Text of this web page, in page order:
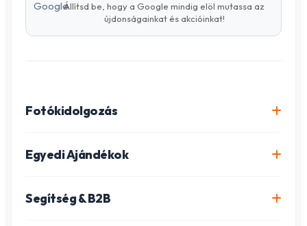
Állítsd be, hogy a Google mindig elöl mutassa az
újdonságainkat és akcióinkat!
Fotókidolgozás
Igazolványkép készítés
Egyedi Ajándékok
Segítség & B2B